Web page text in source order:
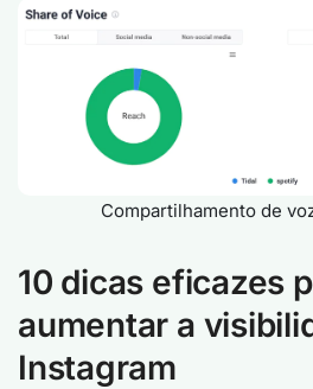
Compartilhamento de
10 dicas eficazes
aumentar a
Instagram